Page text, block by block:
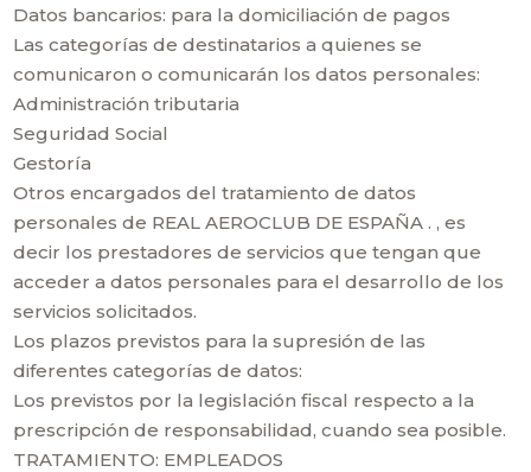
Datos bancarios: para la domiciliación de pagos
Las categorías de destinatarios a quienes se
comunicaron o comunicarán los datos personales:
Administración tributaria
Seguridad Social
Gestoría
Otros encargados del tratamiento de datos
personales de REAL AEROCLUB DE ESPAÑA . , es
decir los prestadores de servicios que tengan que
acceder a datos personales para el desarrollo de los
servicios solicitados.
Los plazos previstos para la supresión de las
diferentes categorías de datos:
Los previstos por la legislación fiscal respecto a la
prescripción de responsabilidad, cuando sea posible.
TRATAMIENTO: EMPLEADOS